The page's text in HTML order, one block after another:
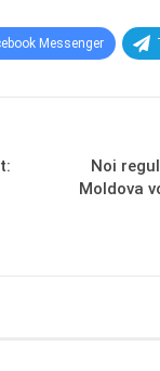
Messenger
Noi
Moldova